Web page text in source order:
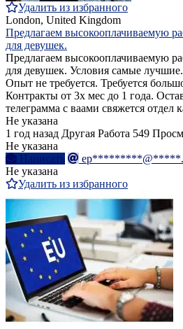
Удалить из избранного
London, United Kingdom
Предлагаем высокооплачиваемую
для девушек.
Предлагаем высокооплачиваемую
для девушек. Условия самые
Опыт не требуется. Требуется
Контракты от 3х мес до 1 года.
телеграмма с ваами свяжется отдел
Не указана
1 год назад Другая Работа 549
Не указана
Написать
Не указана
Удалить из избранного